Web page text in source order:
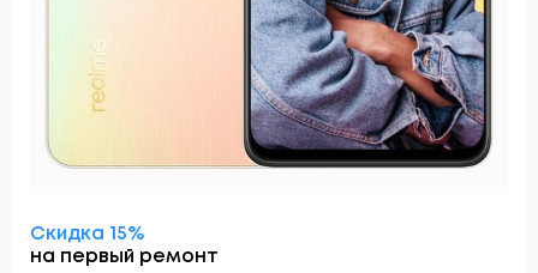
Скидка 15%
на первый ремонт